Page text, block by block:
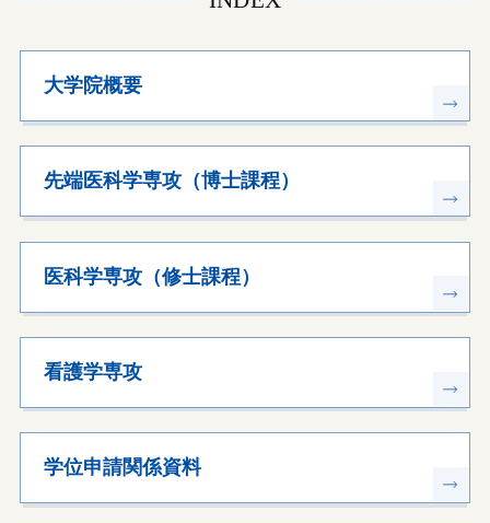
大学院概要
先端医科学専攻（博士課程）
医科学専攻（修士課程）
看護学専攻
学位申請関係資料